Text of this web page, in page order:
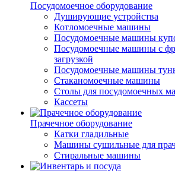
Посудомоечное оборудование
Душирующие устройства
Котломоечные машины
Посудомоечные машины
Посудомоечные машины с
загрузкой
Посудомоечные машины
Стаканомоечные машины
Столы для посудомоечных
Кассеты
Прачечное оборудование
Катки гладильные
Машины сушильные для
Стиральные машины